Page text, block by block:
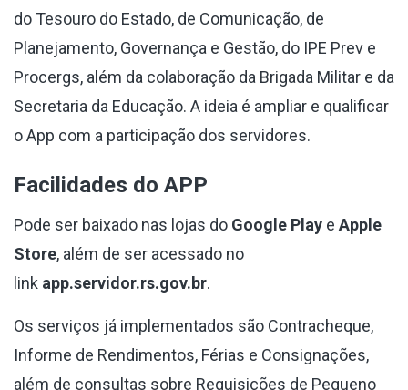
do Tesouro do Estado, de Comunicação, de
Planejamento, Governança e Gestão, do IPE Prev e
Procergs, além da colaboração da Brigada Militar e da
Secretaria da Educação. A ideia é ampliar e qualificar
o App com a participação dos servidores.
Facilidades do APP
Pode ser baixado nas lojas do Google Play e Apple
Store, além de ser acessado no
link app.servidor.rs.gov.br.
Os serviços já implementados são Contracheque,
Informe de Rendimentos, Férias e Consignações,
além de consultas sobre Requisições de Pequeno